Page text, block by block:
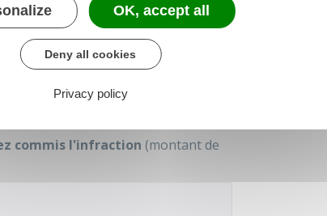
notamment les informations
commis l'infraction (montant de
OK, accept all
Deny all cookies
Privacy policy